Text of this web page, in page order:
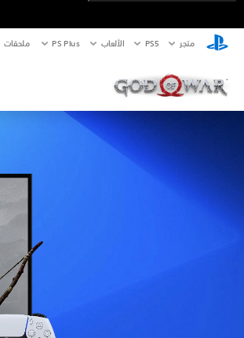
متجر PS5‏ الألعاب PS Plus ملحقات